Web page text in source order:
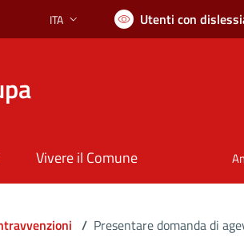
Lingua attiva:
ITA Utenti con
Vivere il Comune
/ Presentare domanda di